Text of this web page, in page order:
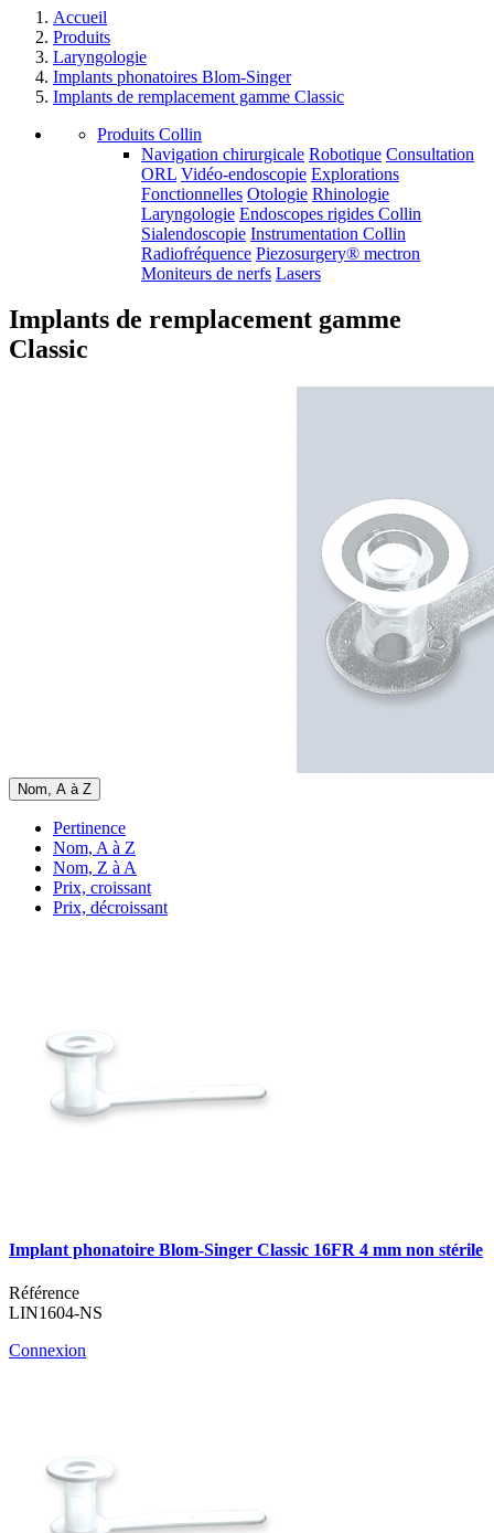
Accueil
Produits
Laryngologie
Implants phonatoires Blom-Singer
Implants de remplacement gamme Classic
Produits Collin
Navigation chirurgicale Robotique Consultation
ORL Vidéo-endoscopie Explorations
Fonctionnelles Otologie Rhinologie
Laryngologie Endoscopes rigides Collin
Sialendoscopie Instrumentation Collin
Radiofréquence Piezosurgery® mectron
Moniteurs de nerfs Lasers
Implants de remplacement gamme
Classic
Nom, A à Z
Pertinence
Nom, A à Z
Nom, Z à A
Prix, croissant
Prix, décroissant
Implant phonatoire Blom-Singer Classic 16FR 4 mm non stérile
Référence
LIN1604-NS
Connexion